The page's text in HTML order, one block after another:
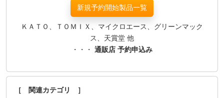
新規予約開始製品一覧
ＫＡＴＯ、ＴＯＭＩＸ、マイクロエース、グリーンマック
ス、天賞堂 他
・・・ 通販店 予約申込み
［ 関連カテゴリ ］